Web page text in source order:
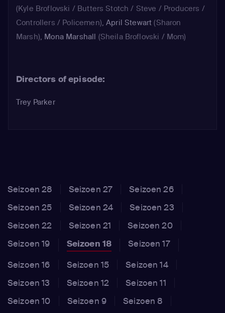
(Kyle Broflovski / Butters Stotch / Steve / Producers /
Controllers / Policemen),April Stewart (Sharon
Marsh), Mona Marshall (Sheila Broflovski / Mom)
Directors of episode:
Trey Parker
Seizoen 28 Seizoen 27
Seizoen 26
Seizoen 25
Seizoen 24
Seizoen 23
Seizoen 22
Seizoen 21
Seizoen 20
Seizoen 19
Seizoen 18
Seizoen 17
Seizoen 16
Seizoen 15
Seizoen 14
Seizoen 13
Seizoen 12
Seizoen 11
Seizoen 10
Seizoen 9
Seizoen 8